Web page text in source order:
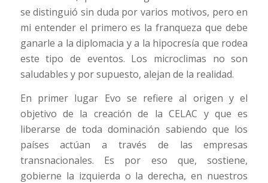
se distinguió sin duda por varios motivos, pero en
mi entender el primero es la franqueza que debe
ganarle a la diplomacia y a la hipocresía que rodea
este tipo de eventos. Los microclimas no son
saludables y por supuesto, alejan de la realidad.
En primer lugar Evo se refiere al origen y el
objetivo de la creación de la CELAC y que es
liberarse de toda dominación sabiendo que los
países actúan a través de las empresas
transnacionales. Es por eso que, sostiene,
gobierne la izquierda o la derecha, en nuestros